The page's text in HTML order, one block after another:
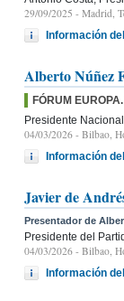
29/09/2025 - Madrid,
Información
Alberto Núñez
FÓRUM
Presidente
04/03/2026 - Bilbao,
Información
Javier de
Presentador de
Presidente del
04/03/2026 - Bilbao,
Información